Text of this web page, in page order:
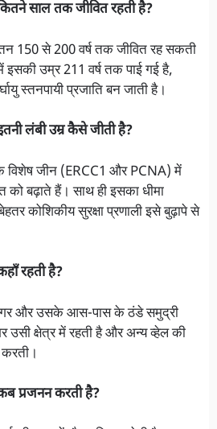
साल तक जीवित रहती है?
से 200 वर्ष तक जीवित रह सकती
उम्र 211 वर्ष तक पाई गई है,
स्तनपायी प्रजाति बन जाती है।
लंबी उम्र कैसे जीती है?
विशेष जीन (ERCC1 और PCNA) में
को बढ़ाते हैं। साथ ही इसका धीमा
कोशिकीय सुरक्षा प्रणाली इसे बुढ़ापे से
रहती है?
और उसके आस-पास के ठंडे समुद्री
उसी क्षेत्र में रहती है और अन्य व्हेल की
करती।
प्रजनन करती है?